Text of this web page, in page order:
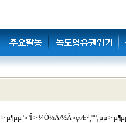
> µ¶µµº»ºÎ> ¼Ò½Ä/½Ã»ç/Æ²¸°º¸µµ>